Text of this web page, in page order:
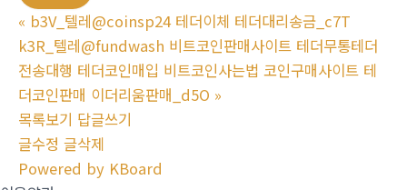
« b3V_텔레@coinsp24 테더이체 테더대리송금_c7T
k3R_텔레@fundwash 비트코인판매사이트 테더무통테더
전송대행 테더코인매입 비트코인사는법 코인구매사이트 테
더코인판매 이더리움판매_d5O »
목록보기 답글쓰기
글수정 글삭제
Powered by KBoard